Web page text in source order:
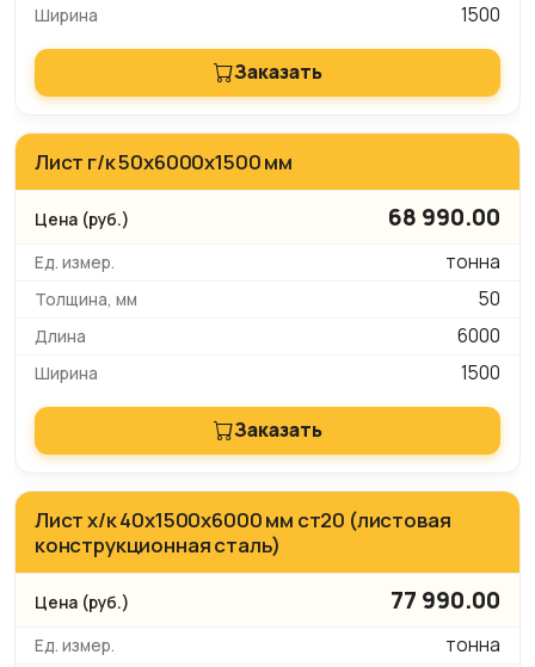
1500
Заказать
Лист г/к 50х6000х1500 мм
68 990.00
тонна
50
6000
1500
Заказать
Лист х/к 40х1500х6000 мм ст20 (листовая
конструкционная сталь)
77 990.00
тонна